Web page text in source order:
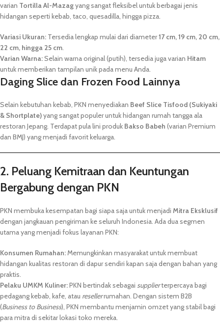
varian Tortilla Al-Mazagyang sangat fleksibel untuk berbagai jenis
hidangan seperti kebab, taco, quesadilla, hingga pizza.
Variasi Ukuran: Tersedia lengkap mulai dari diameter17 cm, 19 cm, 20 cm,
22 cm, hingga 25 cm.
Varian Warna:Selain warna original (putih), tersedia juga varian Hitam
untuk memberikan tampilan unik pada menu Anda.
Daging Slice dan Frozen Food Lainnya
Selain kebutuhan kebab, PKN menyediakan Beef Slice Tisfood (Sukiyaki
& Shortplate)yang sangat populer untuk hidangan rumah tangga ala
restoran Jepang. Terdapat pula lini produk Bakso Babeh (varian Premium
dan BMJ) yang menjadi favorit keluarga.
2. Peluang Kemitraan dan Keuntungan
Bergabung dengan PKN
PKN membuka kesempatan bagi siapa saja untuk menjadi Mitra Eksklusif
dengan jangkauan pengiriman ke seluruh Indonesia. Ada dua segmen
utama yang menjadi fokus layanan PKN:
Konsumen Rumahan:Memungkinkan masyarakat untuk membuat
hidangan kualitas restoran di dapur sendiri kapan saja dengan bahan yang
praktis.
Pelaku UMKM Kuliner:PKN bertindak sebagai supplierterpercaya bagi
pedagang kebab, kafe, atau resellerrumahan. Dengan sistem B2B
(Business to Business), PKN membantu menjamin omzet yang stabil bagi
para mitra di sekitar lokasi toko mereka.